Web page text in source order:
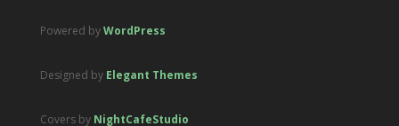
Powered byWordPress
Designed by Elegant Themes
Covers by NightCafeStudio